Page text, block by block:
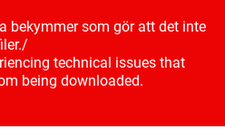
bekymmer som gör att det inte
/
technical issues that
being downloaded.